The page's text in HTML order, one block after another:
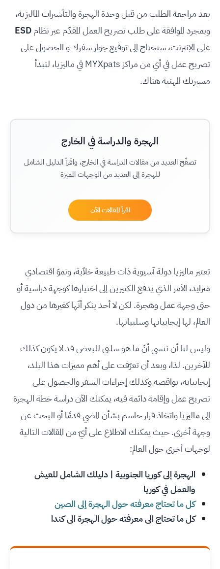
بعد مراجعة الطلب من قبل وحدة الهجرة والتأشيرات الماليزية،
وبمجرد الموافقة على طلب تصريح العمل المقدّم عبر نظامESD
على الإنترنت، ستحتاج إلى توقيع جواز سفرك و الحصول على
تصريح عمل في أي من مراكز MYXpatsفي ماليزيا، لتبدأ
مسيرتك المهنية هناك.
الهجرة والدراسة في الخارج
تصفّح العديد من مقالات الدراسة في الخارج، واقرأ الدليل الشامل
للهجرة إلى العديد من الوجهات المميزة
اقرأ المقالات الآن
تعتبر ماليزيا دولة آسيوية ذات طبيعة خلاّبة، ونموّ اقتصادي
متزايد، الأمر الذي يدفع الكثيرين إلى اختيارها كوجهة دراسية أو
حتى وجهة عمل وهجرة. لكن لا أحد ينكر أنّها كغيرها من دول
العالم، لها إيجابياتها وسلبياتها.
وليس لنا أن ننسى أنّ ما هو سلبي للبعض قد لا يكون كذلك
للآخرين. لذا، وبعد أن تعرّفت على أهم مميزات هذا البلد،
إيجابياته، نواقصه وكذلك إجراءات السفر والحصول على
تصريح عمل وإقامة دائمة فيه، يمكنك الآن دراسة خطة الهجرة
إلى ماليزيا واتخاذ قرار حاسم بشأن المضي قدمًا أو البحث عن
وجهة أخرى. حيث يمكنك الاطلاع على أيّ من المقالات التالية
لوجهات أخرى حول العالم:
الهجرة إلى كوريا الجنوبية | دليلك الشامل للعيش
والعمل في كوريا
كل ما تحتاج معرفته حول الهجرة إلى الصين
كل ما تحتاج الى معرفته حول الهجرة الى كندا